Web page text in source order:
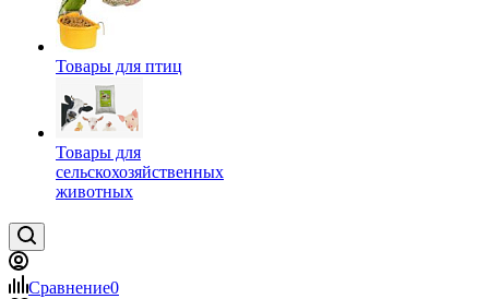
Товары для птиц
Товары для
сельскохозяйственных
животных
Сравнение0